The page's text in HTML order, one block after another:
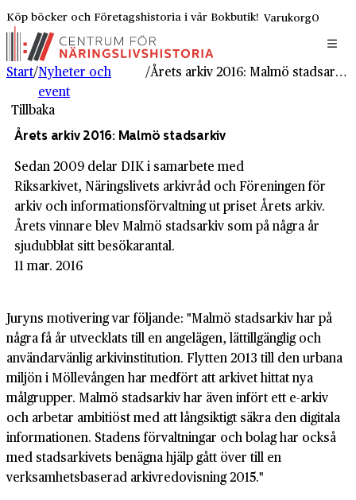
Köp böcker och Företagshistoria i vår Bokbutik! Varukorg0
Start/Nyheter och
event
/ Årets arkiv 2016: Malmö stadsarkiv
Tillbaka
Årets arkiv 2016: Malmö stadsarkiv
Sedan 2009 delar DIK i samarbete med
Riksarkivet, Näringslivets arkivråd och Föreningen för
arkiv och informationsförvaltning ut priset Årets arkiv.
Årets vinnare blev Malmö stadsarkiv som på några år
sjudubblat sitt besökarantal.
11 mar. 2016
Juryns motivering var följande: "Malmö stadsarkiv har på
några få år utvecklats till en angelägen, lättillgänglig och
användarvänlig arkivinstitution. Flytten 2013 till den urbana
miljön i Möllevången har medfört att arkivet hittat nya
målgrupper. Malmö stadsarkiv har även infört ett e-arkiv
och arbetar ambitiöst med att långsiktigt säkra den digitala
informationen. Stadens förvaltningar och bolag har också
med stadsarkivets benägna hjälp gått över till en
verksamhetsbaserad arkivredovisning 2015."